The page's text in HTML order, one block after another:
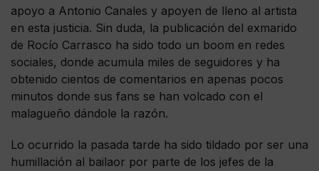
apoyo a Antonio Canales y apoyen de lleno al artista
en esta justicia. Sin duda, la publicación del exmarido
de Rocío Carrasco ha sido todo un boom en redes
sociales, donde acumula miles de seguidores y ha
obtenido cientos de comentarios en apenas pocos
minutos donde sus fans se han volcado con el
malagueño dándole la razón.
Lo ocurrido la pasada tarde ha sido tildado por ser una
humillación al bailaor por parte de los jefes de la